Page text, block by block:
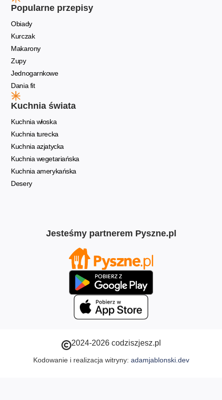
Popularne przepisy
Obiady
Kurczak
Makarony
Zupy
Jednogarnkowe
Dania fit
Kuchnia świata
Kuchnia włoska
Kuchnia turecka
Kuchnia azjatycka
Kuchnia wegetariańska
Kuchnia amerykańska
Desery
Jesteśmy partnerem Pyszne.pl
2024-2026 codziszjesz.pl
Kodowanie i realizacja witryny: adamjablonski.dev